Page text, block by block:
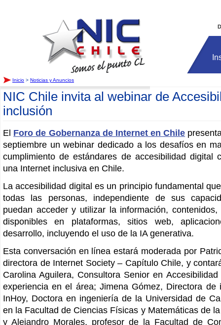
Inicio > Noticias y Anuncios
NIC Chile invita al webinar de
inclusión
El Foro de Gobernanza de Internet en Chile
septiembre un webinar dedicado a los desafíos en
cumplimiento de estándares de accesibilidad digital
una Internet inclusiva en Chile.
La accesibilidad digital es un principio fundamental
todas las personas, independiente de sus
puedan acceder y utilizar la información,
disponibles en plataformas, sitios web,
desarrollo, incluyendo el uso de la IA generativa.
Esta conversación en línea estará moderada por
directora de Internet Society – Capítulo Chile, y
Carolina Aguilera, Consultora Senior en
experiencia en el área; Jimena Gómez, Directora de
InHoy, Doctora en ingeniería de la Universidad de
en la Facultad de Ciencias Físicas y Matemáticas de
y Alejandro Morales, profesor de la Facultad de